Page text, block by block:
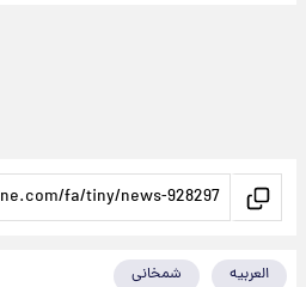
العربیه شمخانی